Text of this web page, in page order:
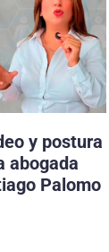
y postura
abogada
Palomo